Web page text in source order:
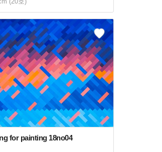
for painting 18no04